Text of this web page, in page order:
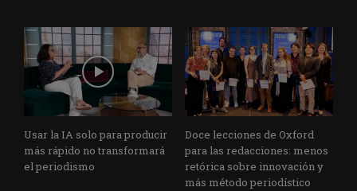
Usar la IA solo para producir
más rápido no transformará
el periodismo
Doce lecciones de Oxford
para las redacciones: menos
retórica sobre innovación y
más método periodístico